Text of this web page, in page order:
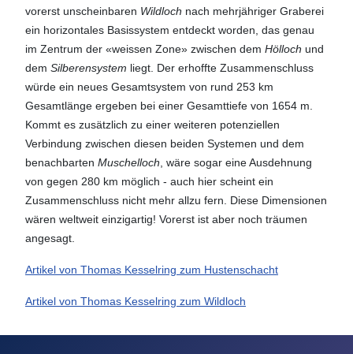
vorerst unscheinbaren Wildloch nach mehrjähriger Graberei
ein horizontales Basissystem entdeckt worden, das genau
im Zentrum der «weissen Zone» zwischen dem Hölloch und
dem Silberensystem liegt. Der erhoffte Zusammenschluss
würde ein neues Gesamtsystem von rund 253 km
Gesamtlänge ergeben bei einer Gesamttiefe von 1654 m.
Kommt es zusätzlich zu einer weiteren potenziellen
Verbindung zwischen diesen beiden Systemen und dem
benachbarten Muschelloch , wäre sogar eine Ausdehnung
von gegen 280 km möglich - auch hier scheint ein
Zusammenschluss nicht mehr allzu fern. Diese Dimensionen
wären weltweit einzigartig! Vorerst ist aber noch träumen
angesagt.
Artikel von Thomas Kesselring zum Hustenschacht
Artikel von Thomas Kesselring zum Wildloch